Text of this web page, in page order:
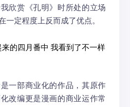
赏《孔明》时所处的立场
一定程度上反而成了优点。
部商业化的作品，其原作
改编更是漫画的商业运作常